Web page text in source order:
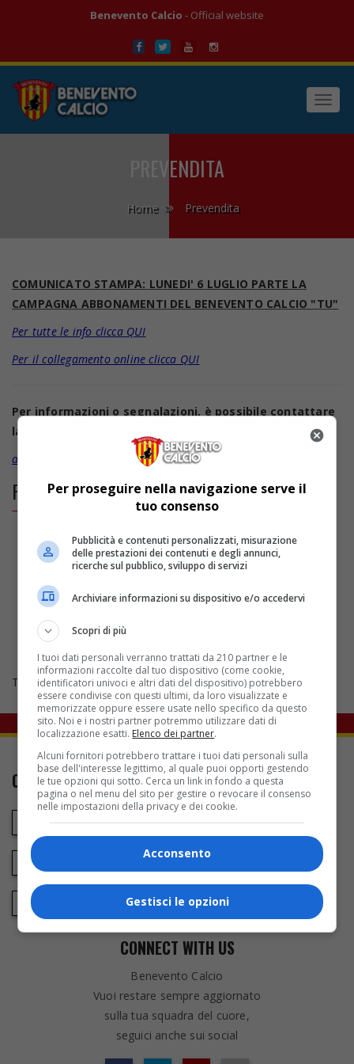
Benevento Calcio - Official website
PREVENDITA
Home Prevendita
COMUNICATO STAMPA: LUNEDI' 6 LUGLIO PARTE LA
CAMPAGNA ABBONAMENTI DEL BENEVENTO CALCIO "TU"
Per tutte le info clicca QUI
Per il collegamento online clicca QUI
Per informazioni o segnalazioni, è possibile contattare
la Società all’indirizzo email:
abbonamenti@beneventocalcio.club
FOLLOW US ON FACEBOOK
Tweets by bncalcio
CONTATTI
Via Santa Colomba 121, Benevento
+39 0824 363722
societa@beneventocalcio.club
CONNECT WITH US
Benevento Calcio
Vuoi restare sempre aggiornato
sulla tua squadra del cuore,
seguici anche sui social
Per proseguire nella navigazione serve il
tuo consenso
Pubblicità e contenuti personalizzati, misurazione
delle prestazioni dei contenuti e degli annunci,
ricerche sul pubblico, sviluppo di servizi
Archiviare informazioni su dispositivo e/o accedervi
Scopri di più
I tuoi dati personali verranno trattati da 210 partner e le
informazioni raccolte dal tuo dispositivo (come cookie,
identificatori univoci e altri dati del dispositivo) potrebbero
essere condivise con questi ultimi, da loro visualizzate e
memorizzate oppure essere usate nello specifico da questo
sito. Noi e i nostri partner potremmo utilizzare dati di
localizzazione esatti. Elenco dei partner.
Alcuni fornitori potrebbero trattare i tuoi dati personali sulla
base dell'interesse legittimo, al quale puoi opporti gestendo
le tue opzioni qui sotto. Cerca un link in fondo a questa
pagina o nel menu del sito per gestire o revocare il consenso
nelle impostazioni della privacy e dei cookie.
Acconsento
Gestisci le opzioni